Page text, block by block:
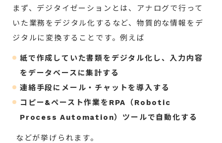
まず、デジタイゼーションとは、アナログで行って
いた業務をデジタル化するなど、物質的な情報をデ
ジタルに変換することです。例えば
紙で作成していた書類をデジタル化し、入力内容
をデータベースに集計する
連絡手段にメール・チャットを導入する
コピー&ペースト作業をRPA（Robotic
Process Automation）ツールで自動化する
などが挙げられます。